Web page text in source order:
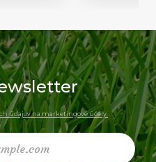
údajov na marketingové účely.